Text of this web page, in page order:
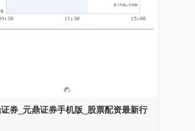
券_元鼎证券手机版_股票配资最新行